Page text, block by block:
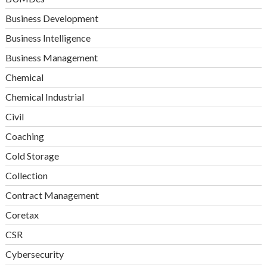
Business Development
Business Intelligence
Business Management
Chemical
Chemical Industrial
Civil
Coaching
Cold Storage
Collection
Contract Management
Coretax
CSR
Cybersecurity